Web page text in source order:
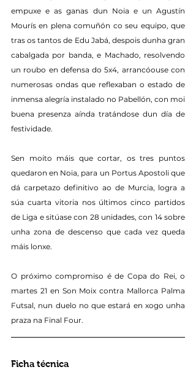
empuxe e as ganas dun Noia e un Agustín
Mourís en plena comuñón co seu equipo, que
tras os tantos de Edu Jabá, despois dunha gran
cabalgada por banda, e Machado, resolvendo
un roubo en defensa do 5x4, arrancóouse con
numerosas ondas que reflexaban o estado de
inmensa alegría instalado no Pabellón, con moi
buena presenza aínda tratándose dun día de
festividade.
Sen moito máis que cortar, os tres puntos
quedaron en Noia, para un Portus Apostoli que
dá carpetazo definitivo ao de Murcia, logra a
súa cuarta vitoria nos últimos cinco partidos
de Liga e sitúase con 28 unidades, con 14 sobre
unha zona de descenso que cada vez queda
máis lonxe.
O próximo compromiso é de Copa do Rei, o
martes 21 en Son Moix contra Mallorca Palma
Futsal, nun duelo no que estará en xogo unha
praza na Final Four.
Ficha técnica